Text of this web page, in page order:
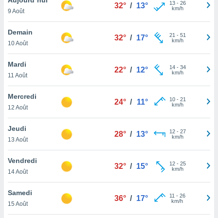
et
»,
au
vous
qu'ils
ou
le
ainsi
un
la
du
9 Août
32° / 13° 13- 26
km/h
Demain
10 Août
32° / 17° 21 - 51
km/h
Mardi
11 Août
22° / 12° 14- 34
km/h
Mercredi
12 Août
24° / 11° 10- 21
km/h
Jeudi
13 Août
28° / 13° 12- 27
km/h
Vendredi
14 Août
32° / 15° 12- 25
km/h
Samedi
15 Août
36° / 17° 11 - 26
km/h